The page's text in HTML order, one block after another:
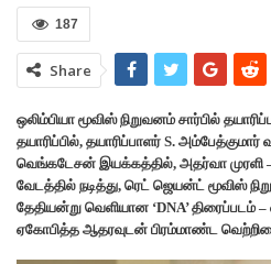
187
Share
ஒலிம்பியா மூவிஸ் நிறுவனம் சார்பில்
தயாரிப்பில், தயாரிப்பாளர் S.
வெங்கடேசன் இயக்கத்தில், அதர்வா முரளி
வேடத்தில் நடித்து, ரெட் ஜெயன்ட் மூவிஸ்
தேதியன்று வெளியான ‘DNA’ திரைப்படம்
ஏகோபித்த ஆதரவுடன் பிரம்மாண்ட